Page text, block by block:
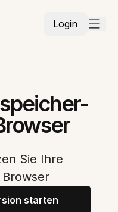
Login
Sie Ihre
starten